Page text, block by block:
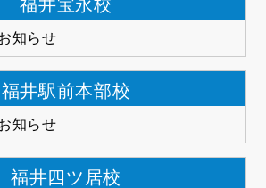
福井宝永校
知らせ
福井駅前本部校
知らせ
福井四ツ居校